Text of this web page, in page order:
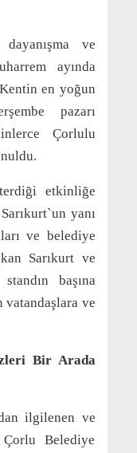
ve
ayında
en yoğun
pazarı
Çorlulu
etkinliğe
yanı
ve belediye
Sarıkurt ve
başına
vatandaşlara ve
Bir Arada
ilgilenen ve
Belediye